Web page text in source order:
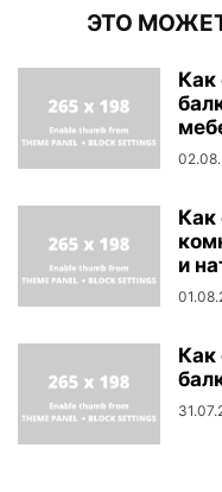
ЭТО
Как
Как
и
Как